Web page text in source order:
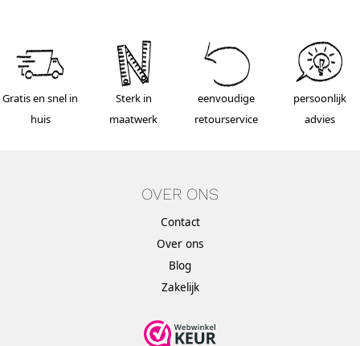
Gratis en snel in
huis
Sterk in
maatwerk
eenvoudige
retourservice
persoonlijk
advies
OVER ONS
Contact
Over ons
Blog
Zakelijk